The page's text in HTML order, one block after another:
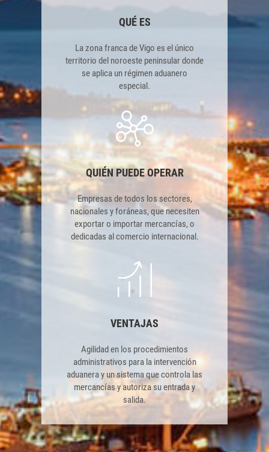
QUÉ ES
La zona franca de Vigo es el único
territorio del noroeste peninsular donde
se aplica un régimen aduanero
especial.
QUIÉN PUEDE OPERAR
Empresas de todos los sectores,
nacionales y foráneas, que necesiten
exportar o importar mercancías, o
dedicadas al comercio internacional.
VENTAJAS
Agilidad en los procedimientos
administrativos para la intervención
aduanera y un sistema que controla las
mercancías y autoriza su entrada y
salida.